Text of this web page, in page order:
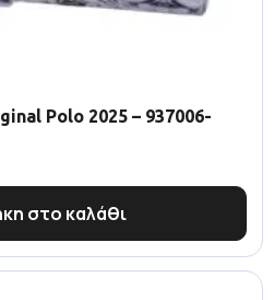
Polo 2025 – 937006-
στο καλάθι